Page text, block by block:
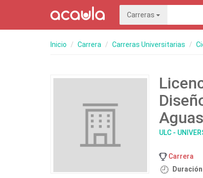
Carreras
Inicio Carrera Carreras Universitarias
ULC -
Carrera